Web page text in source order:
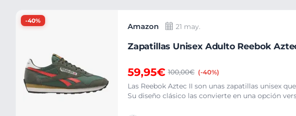
-40%
Amazon 21 may.
Zapatillas Unisex Adulto Reebok
59,95€ 100,00€ (-40%)
Las Reebok Aztec II son unas zapatillas unisex
Su diseño clásico las convierte en una opción